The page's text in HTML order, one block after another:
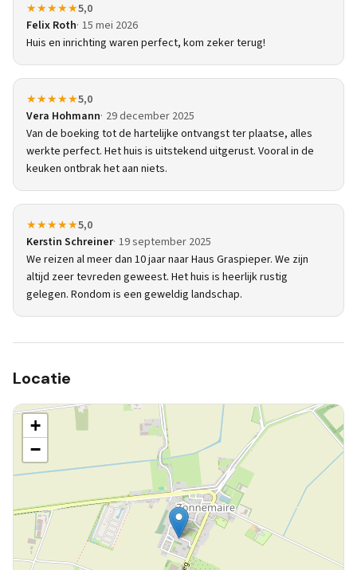
★★★★★5,0
Felix Roth 15 mei 2026
Huis en inrichting waren perfect, kom zeker terug!
★★★★★5,0
Vera Hohmann 29 december 2025
Van de boeking tot de hartelijke ontvangst ter plaatse, alles
werkte perfect. Het huis is uitstekend uitgerust. Vooral in de
keuken ontbrak het aan niets.
★★★★★5,0
Kerstin Schreiner 19 september 2025
We reizen al meer dan 10 jaar naar Haus Graspieper. We zijn
altijd zeer tevreden geweest. Het huis is heerlijk rustig
gelegen. Rondom is een geweldig landschap.
Locatie
+
−